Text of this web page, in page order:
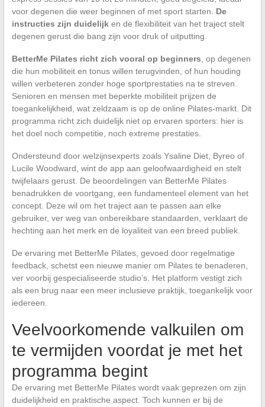
voor degenen die weer beginnen of met sport starten. De
instructies zijn duidelijken de flexibiliteit van het traject stelt
degenen gerust die bang zijn voor druk of uitputting.
BetterMe Pilates richt zich vooral op beginners , op degenen
die hun mobiliteit en tonus willen terugvinden, of hun houding
willen verbeteren zonder hoge sportprestaties na te streven.
Senioren en mensen met beperkte mobiliteit prijzen de
toegankelijkheid, wat zeldzaam is op de online Pilates-markt. Dit
programma richt zich duidelijk niet op ervaren sporters: hier is
het doel noch competitie, noch extreme prestaties.
Ondersteund door welzijnsexperts zoals Ysaline Diet, Byreo of
Lucile Woodward, wint de app aan geloofwaardigheid en stelt
twijfelaars gerust. De beoordelingen van BetterMe Pilates
benadrukken de voortgang, een fundamenteel element van het
concept. Deze wil om het traject aan te passen aan elke
gebruiker, ver weg van onbereikbare standaarden, verklaart de
hechting aan het merk en de loyaliteit van een breed publiek.
De ervaring met BetterMe Pilates, gevoed door regelmatige
feedback, schetst een nieuwe manier om Pilates te benaderen,
ver voorbij gespecialiseerde studio’s. Het platform vestigt zich
als een brug naar een meer inclusieve praktijk, toegankelijk voor
iedereen.
Veelvoorkomende valkuilen om
te vermijden voordat je met het
programma begint
De ervaring met BetterMe Pilates wordt vaak geprezen om zijn
duidelijkheid en praktische aspect. Toch kunnen er bij de